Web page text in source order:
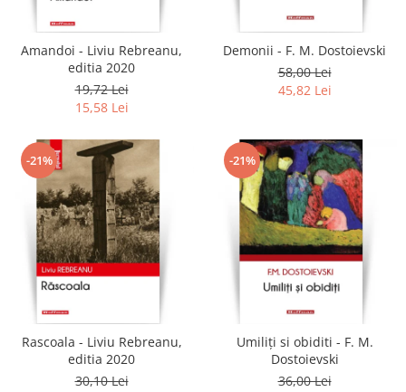
Amandoi - Liviu Rebreanu,
editia 2020
19,72 Lei
15,58 Lei
Demonii - F. M. Dostoievski
58,00 Lei
45,82 Lei
-21%
Rascoala - Liviu Rebreanu,
editia 2020
30,10 Lei
-21%
Umiliți si obiditi - F. M.
Dostoievski
36,00 Lei